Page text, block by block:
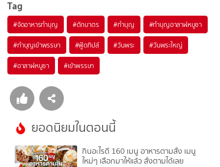
Tag
#จัดอาหารทำบุญ #ตักบาตร #ทำบุญ #ทำบุญอาสาฬหบูชา
#ทำบุญเข้าพรรษา #ฟู้ดทิปส์ #วันพระ #วันพระใหญ่
#อาสาฬหบูชา #เข้าพรรษา
ยอดนิยมในตอนนี้
กินอะไรดี 160 เมนู อาหารตามสั่ง เมนู
ใหม่ๆ เลือกมาให้แล้ว สั่งตามได้เลย